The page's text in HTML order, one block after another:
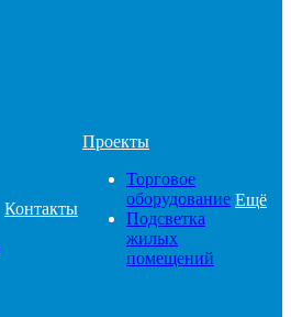
Контакты
Проекты
Торговое
оборудование
Подсветка
жилых
помещений
Ещё